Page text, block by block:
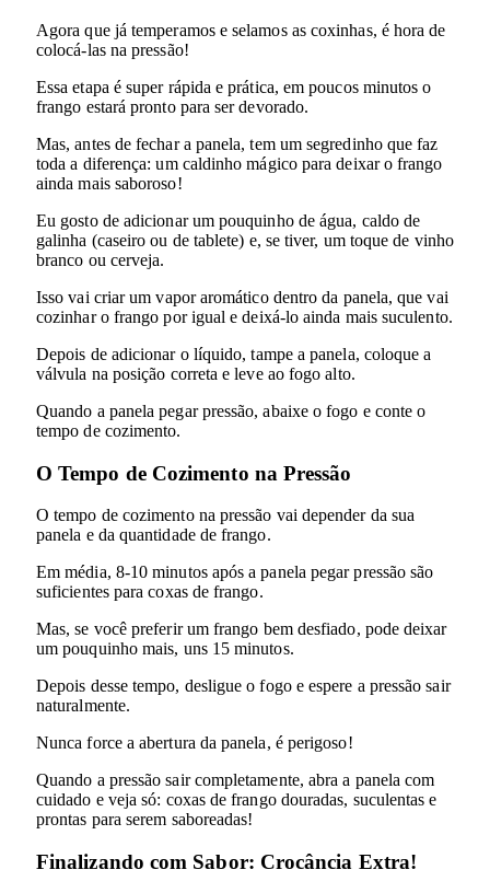
Agora que já temperamos e selamos as coxinhas, é hora de
colocá-las na pressão!
Essa etapa é super rápida e prática, em poucos minutos o
frango estará pronto para ser devorado.
Mas, antes de fechar a panela, tem um segredinho que faz
toda a diferença: um caldinho mágico para deixar o frango
ainda mais saboroso!
Eu gosto de adicionar um pouquinho de água, caldo de
galinha (caseiro ou de tablete) e, se tiver, um toque de vinho
branco ou cerveja.
Isso vai criar um vapor aromático dentro da panela, que vai
cozinhar o frango por igual e deixá-lo ainda mais suculento.
Depois de adicionar o líquido, tampe a panela, coloque a
válvula na posição correta e leve ao fogo alto.
Quando a panela pegar pressão, abaixe o fogo e conte o
tempo de cozimento.
O Tempo de Cozimento na Pressão
O tempo de cozimento na pressão vai depender da sua
panela e da quantidade de frango.
Em média, 8-10 minutos após a panela pegar pressão são
suficientes para coxas de frango.
Mas, se você preferir um frango bem desfiado, pode deixar
um pouquinho mais, uns 15 minutos.
Depois desse tempo, desligue o fogo e espere a pressão sair
naturalmente.
Nunca force a abertura da panela, é perigoso!
Quando a pressão sair completamente, abra a panela com
cuidado e veja só: coxas de frango douradas, suculentas e
prontas para serem saboreadas!
Finalizando com Sabor: Crocância Extra!